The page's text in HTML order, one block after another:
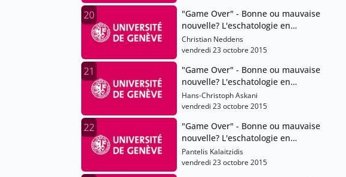
20
"Game Over" - Bonne ou mauvaise
nouvelle? L'eschatologie en
question
Christian Neddens
vendredi 23 octobre 2015
21
"Game Over" - Bonne ou mauvaise
nouvelle? L'eschatologie en
question
Hans-Christoph Askani
vendredi 23 octobre 2015
22
"Game Over" - Bonne ou mauvaise
nouvelle? L'eschatologie en
question
Pantelis Kalaitzidis
vendredi 23 octobre 2015